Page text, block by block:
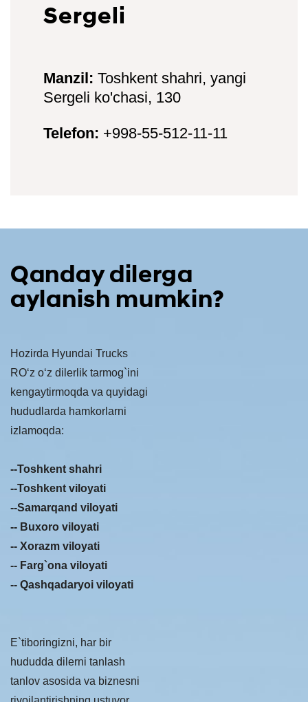
Sergeli
Manzil: Toshkent shahri, yangi
Sergeli ko'chasi, 130
Telefon: +998-55-512-11-11
Qanday dilerga
aylanish mumkin?
Hozirda Hyundai Trucks
RO‘z o‘z dilerlik tarmog`ini
kengaytirmoqda va quyidagi
hududlarda hamkorlarni
izlamoqda:
--Toshkent shahri
--Toshkent viloyati
--Samarqand viloyati
-- Buxoro viloyati
-- Xorazm viloyati
-- Farg`ona viloyati
-- Qashqadaryoi viloyati
E`tiboringizni, har bir
hududda dilerni tanlash
tanlov asosida va biznesni